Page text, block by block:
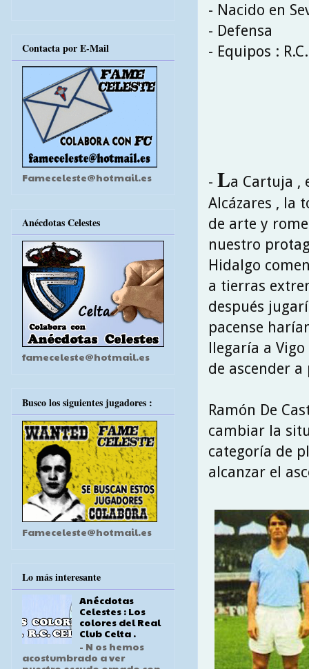
- Nacido en
- Defensa
- Equipos :
- La Cartuja ,
Alcázares , la
de arte y
nuestro
Hidalgo
a tierras
después
pacense
llegaría a
de ascender
Ramón De
cambiar la
categoría de
alcanzar el
Contacta por E-Mail
Fameceleste@hotmail.es
Anécdotas Celestes
fameceleste@hotmail.es
Busco los siguientes jugadores :
Fameceleste@hotmail.es
Lo más interesante
Anécdotas
Celestes : Los
colores del Real
Club Celta .
- N os hemos
acostumbrado a ver